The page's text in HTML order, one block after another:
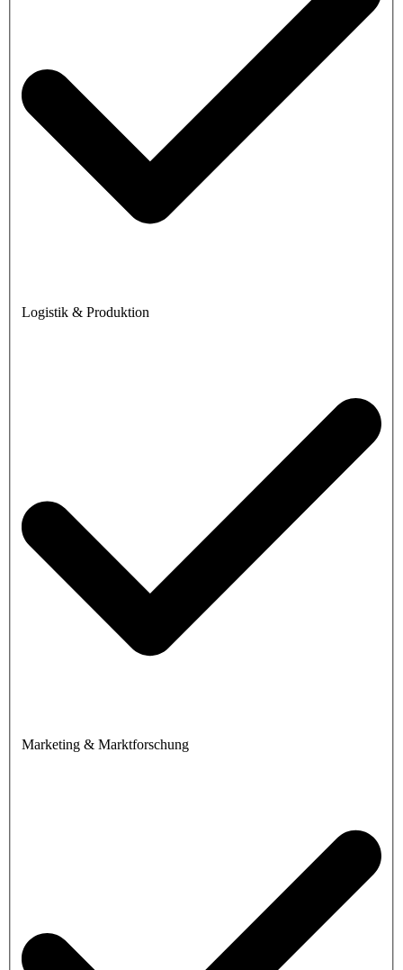
Logistik & Produktion
Marketing & Marktforschung